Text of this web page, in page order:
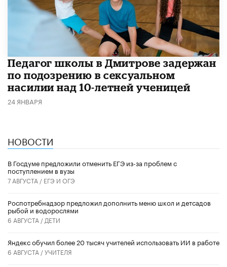
Педагог школы в Дмитрове задержан
по подозрению в сексуальном
насилии над 10-летней ученицей
24 ЯНВАРЯ
НОВОСТИ
В Госдуме предложили отменить ЕГЭ из-за проблем с
поступлением в вузы
7 АВГУСТА / ЕГЭ И ОГЭ
Роспотребнадзор предложил дополнить меню школ и детсадов
рыбой и водорослями
6 АВГУСТА / ДЕТИ
​Яндекс обучил более 20 тысяч учителей использовать ИИ в работе
6 АВГУСТА /УЧИТЕЛЯ